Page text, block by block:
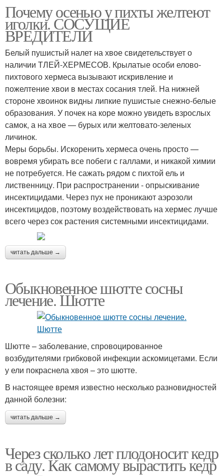
Почему осенью у пихты желтеют
иголки. СОСУЩИЕ
ВРЕДИТЕЛИ
Белый пушистый налет на хвое свидетельствует о
наличии ТЛЕЙ-ХЕРМЕСОВ. Крылатые особи елово-
пихтового хермеса вызывают искривление и
пожелтение хвои в местах сосания тлей. На нижней
стороне хвоинок видны липкие пушистые снежно-белые
образования. У почек на коре можно увидеть взрослых
самок, а на хвое — бурых или желтовато-зеленых
личинок.
Меры борьбы. Искоренить хермеса очень просто —
вовремя убирать все побеги с галлами, и никакой химии
не потребуется. Не сажать рядом с пихтой ель и
лиственницу. При распространении - опрыскивание
инсектицидами. Через пух не проникают аэрозоли
инсектицидов, поэтому воздействовать на хермес лучше
всего через сок растения системными инсектицидами.
читать дальше →
Обыкновенное шютте сосны
лечение. Шютте
Шютте – заболевание, спровоцированное
возбудителями грибковой инфекции аскомицетами. Если
у ели покраснела хвоя – это шютте.
В настоящее время известно несколько разновидностей
данной болезни:
читать дальше →
Через сколько лет плодоносит кедр
в саду. Как самому вырастить кедр